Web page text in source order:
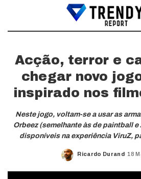
Acção, terror e
chegar novo
inspirado nos
Neste jogo, voltam-se a usar as
Orbeez (semelhante às de paintball
disponíveis na experiência ViruZ,
Posted
Ricardo Durand 18